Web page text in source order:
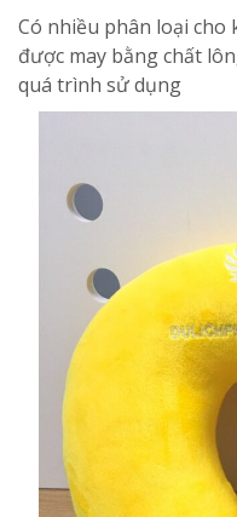
Có nhiều phân loại cho
được may bằng chất
quá trình sử dụng